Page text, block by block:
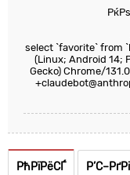
select `favorite` from
(Linux; Android 14;
Gecko) Chrome/
РћРїРёСЃ